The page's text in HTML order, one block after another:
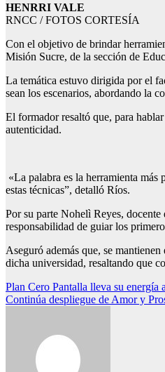
HENRRI VALE
RNCC / FOTOS CORTESÍA
Con el objetivo de brindar
Misión Sucre, de la sección de
La temática estuvo dirigida por el
sean los escenarios, abordando la
El formador resaltó que, para
autenticidad.
«La palabra es la herramienta
estas técnicas”, detalló Ríos.
Por su parte Nohelì Reyes,
responsabilidad de guiar los
Aseguró además que, se
dicha universidad, resaltando que
Navegación
de
Plan Cero Pantalla lleva su energía
Continúa despliegue de Amor y